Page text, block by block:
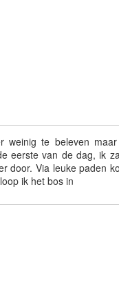
weinig te beleven
eerste van de dag, ik
door. Via leuke paden
ik het bos in